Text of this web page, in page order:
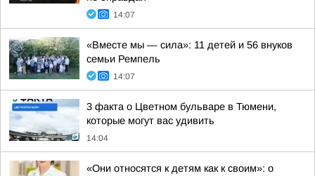
14:07
«Вместе мы — сила»: 11 детей и 56 внуков
семьи Ремпель
14:07
3 факта о Цветном бульваре в Тюмени,
которые могут вас удивить
14:04
«Они относятся к детям как к своим»: о